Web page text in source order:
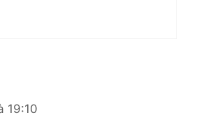
19:10